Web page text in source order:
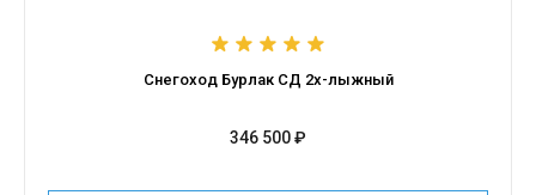
Снегоход Бурлак СД 2х-лыжный
346 500 ₽